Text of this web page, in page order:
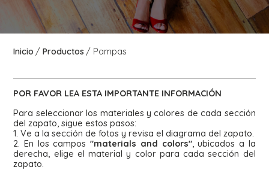
Inicio Productos Pampas
POR FAVOR LEA ESTA IMPORTANTE INFORMACIÓN
Para seleccionar los materiales y colores de cada sección
del zapato, sigue estos pasos:
1. Ve a la sección de fotos y revisa el diagrama del zapato.
2. En los campos"materials and colors", ubicados a la
derecha, elige el material y color para cada sección del
zapato.